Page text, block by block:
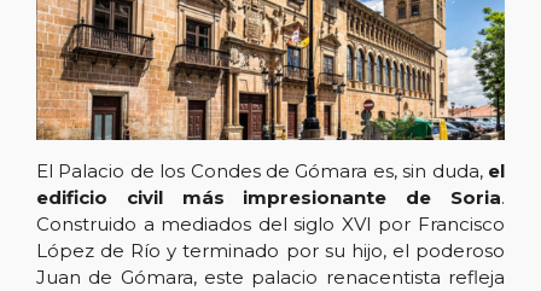
El Palacio de los Condes de Gómara es, sin duda, el
edificio civil más impresionante de Soria.
Construido a mediados del siglo XVI por Francisco
López de Río y terminado por su hijo, el poderoso
Juan de Gómara, este palacio renacentista refleja